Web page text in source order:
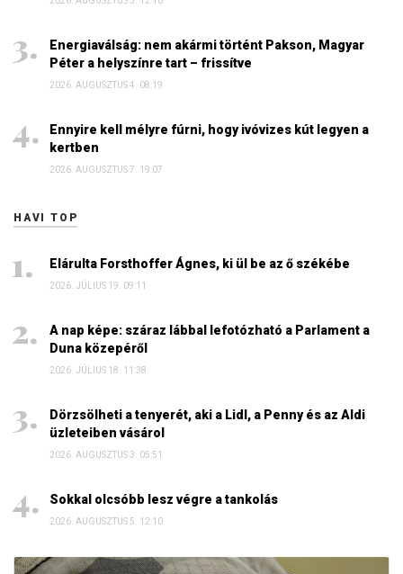
Energiaválság: nem akármi történt Pakson, Magyar
Péter a helyszínre tart – frissítve
2026. AUGUSZTUS 4. 08:19
Ennyire kell mélyre fúrni, hogy ivóvizes kút legyen a
kertben
2026. AUGUSZTUS 7. 19:07
HAVI TOP
Elárulta Forsthoffer Ágnes, ki ül be az ő székébe
2026. JÚLIUS 19. 09:11
A nap képe: száraz lábbal lefotózható a Parlament a
Duna közepéről
2026. JÚLIUS 18. 11:38
Dörzsölheti a tenyerét, aki a Lidl, a Penny és az Aldi
üzleteiben vásárol
2026. AUGUSZTUS 3. 05:51
Sokkal olcsóbb lesz végre a tankolás
2026. AUGUSZTUS 5. 12:10